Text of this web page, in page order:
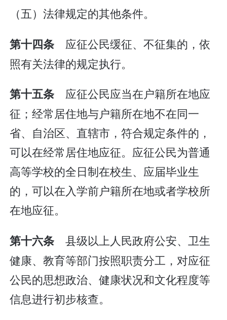
（五）法律规定的其他条件。
第十四条 应征公民缓征、不征集的，依
照有关法律的规定执行。
第十五条 应征公民应当在户籍所在地应
征；经常居住地与户籍所在地不在同一
省、自治区、直辖市，符合规定条件的，
可以在经常居住地应征。应征公民为普通
高等学校的全日制在校生、应届毕业生
的，可以在入学前户籍所在地或者学校所
在地应征。
第十六条 县级以上人民政府公安、卫生
健康、教育等部门按照职责分工，对应征
公民的思想政治、健康状况和文化程度等
信息进行初步核查。